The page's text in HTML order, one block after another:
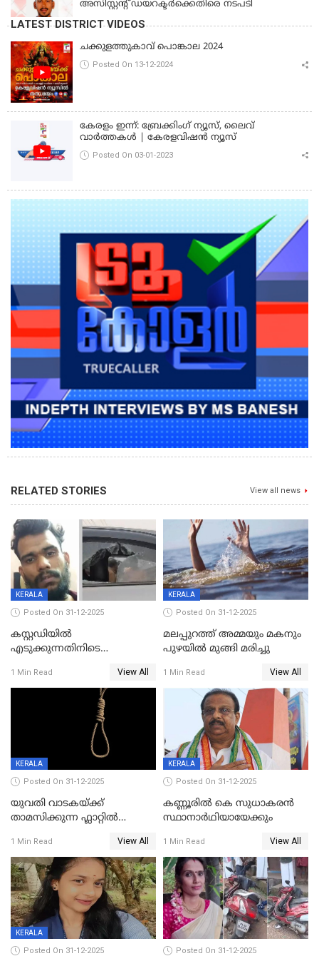
അസിസ്റ്റന്റ് ഡയറക്ടര്‍ക്കെതിരെ നടപടി
LATEST DISTRICT VIDEOS
ചക്കുളത്തുകാവ് പൊങ്കാല 2024
Posted On 13-12-2024
കേരളം ഇന്ന്: ബ്രേക്കിംഗ് ന്യൂസ്, ലൈവ്
വാർത്തകൾ | കേരളവിഷൻ ന്യൂസ്
Posted On 03-01-2023
RELATED STORIES View all news
KERALA
Posted On 31-12-2025
കസ്റ്റഡിയിൽ
എടുക്കുന്നതിനിടെ
വധശ്രമക്കേസ് പ്രതി പിടിയിൽ
1 Min Read View All
KERALA
Posted On 31-12-2025
മലപ്പുറത്ത് അമ്മയും മകനും
പുഴയിൽ മുങ്ങി മരിച്ചു
1 Min Read View All
KERALA
Posted On 31-12-2025
യുവതി വാടകയ്ക്ക്
താമസിക്കുന്ന ഫ്ലാറ്റില്‍
സംഭവം കൈതപ്പൊയിലില്‍
1 Min Read View All
KERALA
Posted On 31-12-2025
കണ്ണൂരിൽ കെ സുധാകരൻ
സ്ഥാനാർഥിയായേക്കും
1 Min Read View All
KERALA
Posted On 31-12-2025 Posted On 31-12-2025